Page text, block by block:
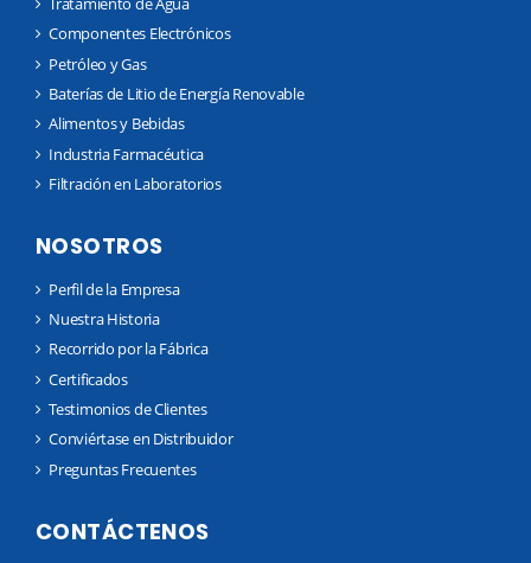
Componentes Electrónicos
Petróleo y Gas
Baterías de Litio de Energía Renovable
Alimentos y Bebidas
Industria Farmacéutica
Filtración en Laboratorios
NOSOTROS
Perfil de la Empresa
Nuestra Historia
Recorrido por la Fábrica
Certificados
Testimonios de Clientes
Conviértase en Distribuidor
Preguntas Frecuentes
CONTÁCTENOS